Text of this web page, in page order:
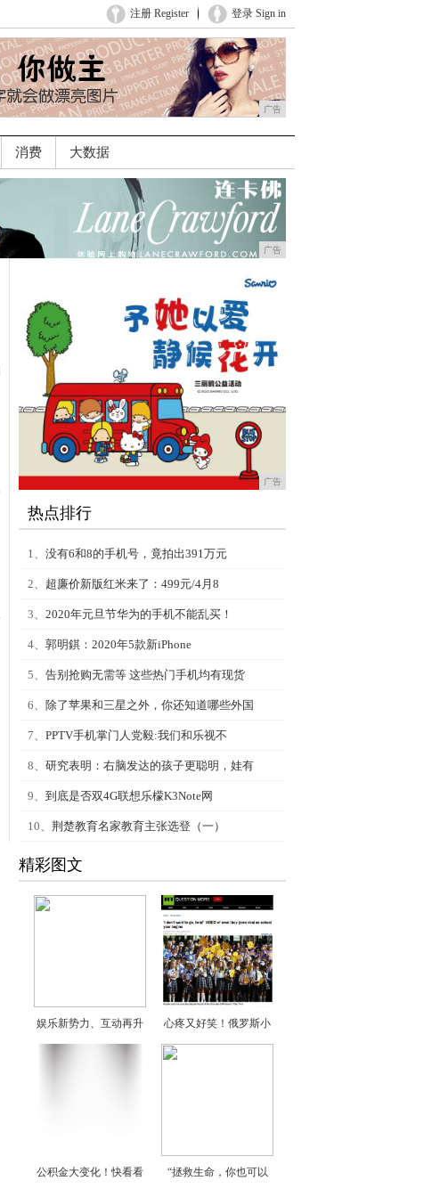
登录 Sign in
注册 Register
广告
消费 大数据
广告
广告
热点排行
1、 没有6和8的手机号，竟拍出391万元
2、 超廉价新版红米来了：499元/4月8
3、 2020年元旦节华为的手机不能乱买！
4、 郭明錤：2020年5款新iPhone
5、 告别抢购无需等 这些热门手机均有现货
6、 除了苹果和三星之外，你还知道哪些外国
7、 PPTV手机掌门人党毅:我们和乐视不
8、 研究表明：右脑发达的孩子更聪明，娃有
9、 到底是否双4G联想乐檬K3Note网
10、 荆楚教育名家教育主张选登（一）
精彩图文
娱乐新势力、互动再升 心疼又好笑！俄罗斯小
公积金大变化！快看看 “拯救生命，你也可以